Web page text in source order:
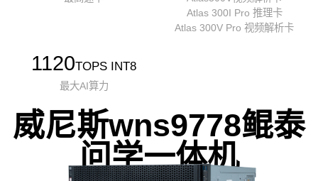
Atlas 300I Pro 推理卡
Atlas 300V Pro 视频解析卡
1120TOPS INT8
最大AI算力
威尼斯wns9778鲲泰
问学一体机